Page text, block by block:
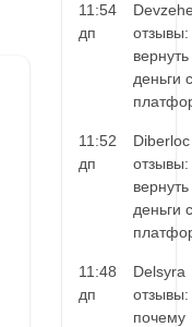
11:54
дп
отзывы:
вернуть
деньги с
11:52
дп
Diberloc
отзывы:
вернуть
деньги с
11:48
дп
Delsyra
отзывы:
почему